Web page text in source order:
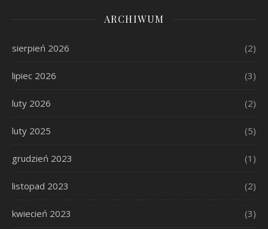
ARCHIWUM
sierpień 2026 (2)
lipiec 2026 (3)
luty 2026 (2)
luty 2025 (5)
grudzień 2023 (1)
listopad 2023 (2)
kwiecień 2023 (3)